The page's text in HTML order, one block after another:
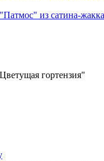
из сатина-
гортензия"